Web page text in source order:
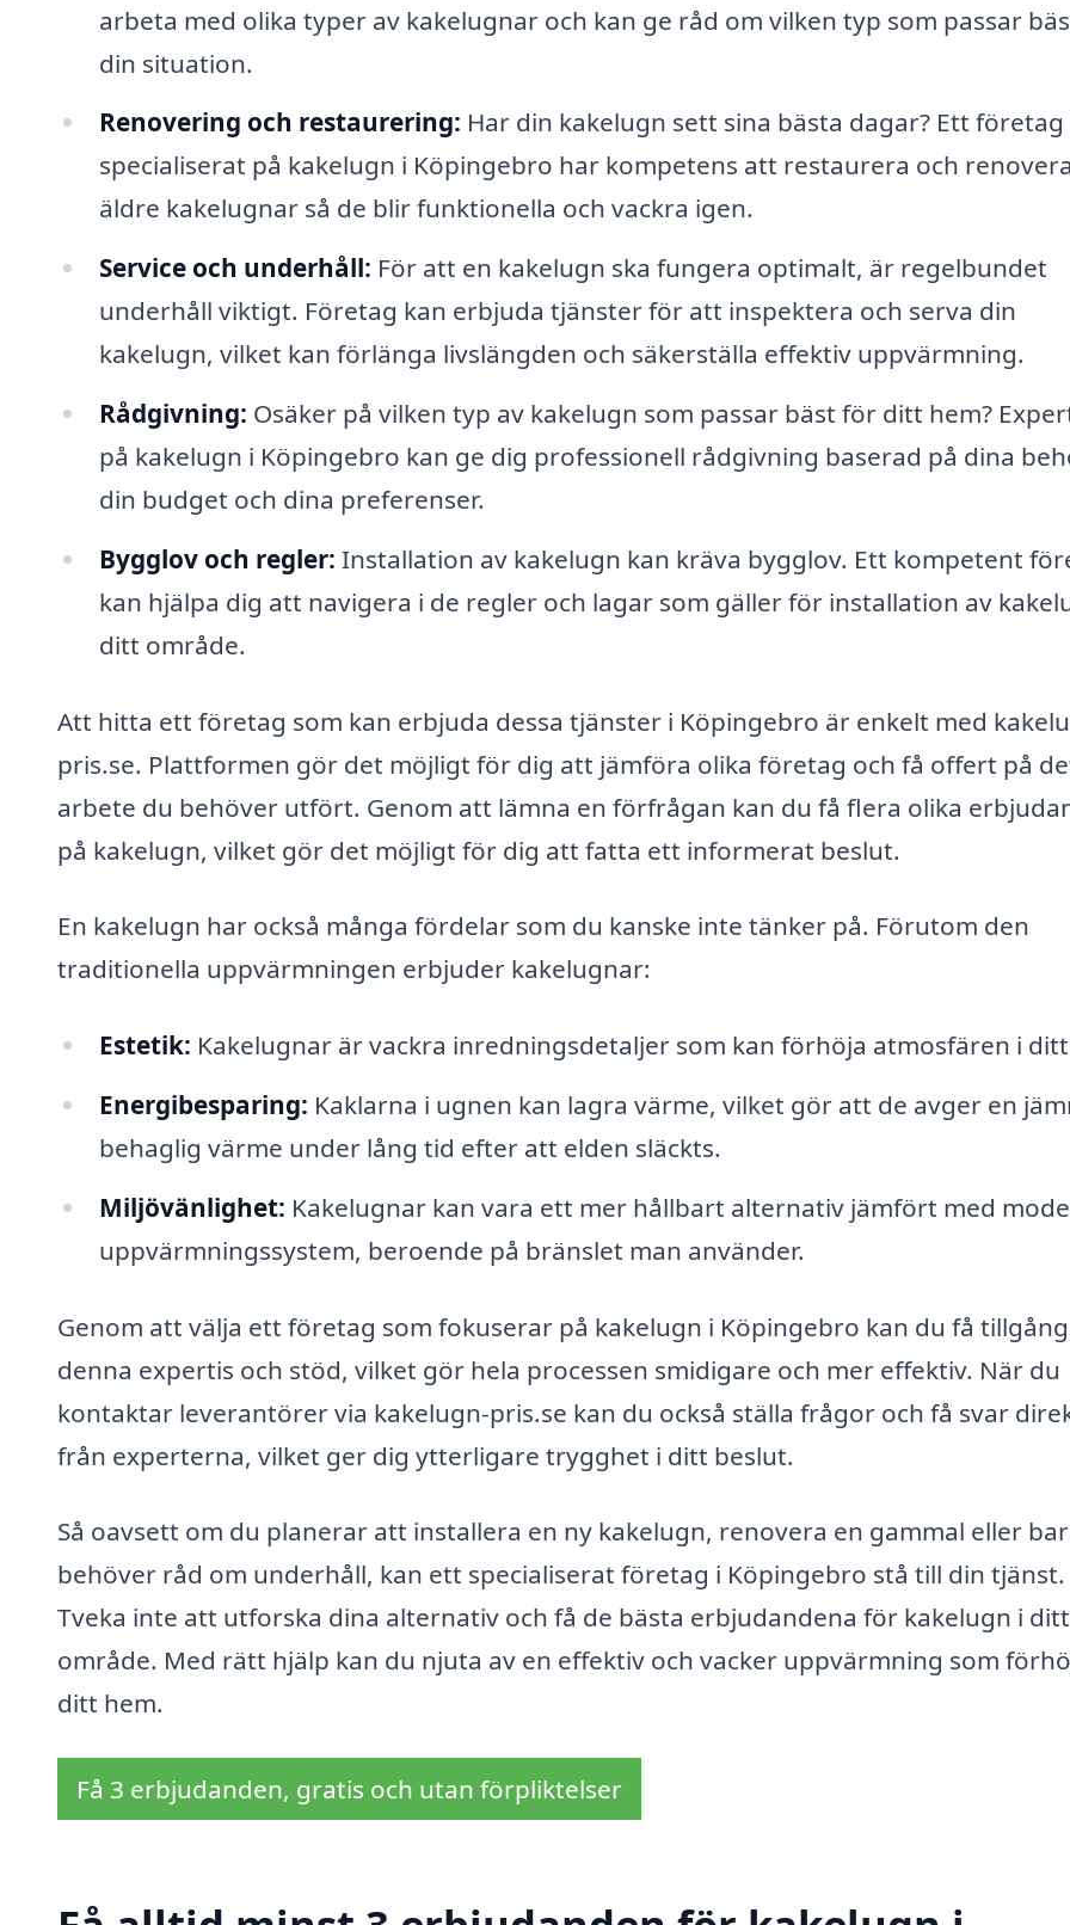
arbeta med olika typer av kakelugnar och kan ge råd om vilken typ som passar
din situation.
Renovering och restaurering: Har din kakelugn sett sina bästa dagar? Ett företag
specialiserat på kakelugn i Köpingebro har kompetens att restaurera och renovera
äldre kakelugnar så de blir funktionella och vackra igen.
Service och underhåll: För att en kakelugn ska fungera optimalt, är regelbundet
underhåll viktigt. Företag kan erbjuda tjänster för att inspektera och serva din
kakelugn, vilket kan förlänga livslängden och säkerställa effektiv uppvärmning.
Rådgivning: Osäker på vilken typ av kakelugn som passar bäst för ditt hem?
på kakelugn i Köpingebro kan ge dig professionell rådgivning baserad på dina
din budget och dina preferenser.
Bygglov och regler: Installation av kakelugn kan kräva bygglov. Ett kompetent
kan hjälpa dig att navigera i de regler och lagar som gäller för installation av
ditt område.
Att hitta ett företag som kan erbjuda dessa tjänster i Köpingebro är enkelt med
pris.se. Plattformen gör det möjligt för dig att jämföra olika företag och få offert på
arbete du behöver utfört. Genom att lämna en förfrågan kan du få flera olika
på kakelugn, vilket gör det möjligt för dig att fatta ett informerat beslut.
En kakelugn har också många fördelar som du kanske inte tänker på. Förutom den
traditionella uppvärmningen erbjuder kakelugnar:
Estetik: Kakelugnar är vackra inredningsdetaljer som kan förhöja atmosfären i
Energibesparing: Kaklarna i ugnen kan lagra värme, vilket gör att de avger en
behaglig värme under lång tid efter att elden släckts.
Miljövänlighet: Kakelugnar kan vara ett mer hållbart alternativ jämfört med
uppvärmningssystem, beroende på bränslet man använder.
Genom att välja ett företag som fokuserar på kakelugn i Köpingebro kan du få
denna expertis och stöd, vilket gör hela processen smidigare och mer effektiv. När du
kontaktar leverantörer via kakelugn-pris.se kan du också ställa frågor och få svar
från experterna, vilket ger dig ytterligare trygghet i ditt beslut.
Så oavsett om du planerar att installera en ny kakelugn, renovera en gammal eller
behöver råd om underhåll, kan ett specialiserat företag i Köpingebro stå till din tjänst.
Tveka inte att utforska dina alternativ och få de bästa erbjudandena för kakelugn i ditt
område. Med rätt hjälp kan du njuta av en effektiv och vacker uppvärmning som
ditt hem.
Få 3 erbjudanden, gratis och utan förpliktelser